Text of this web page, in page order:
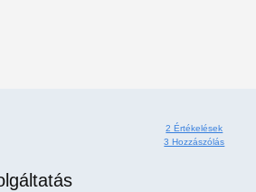
2 Értékelések
3 Hozzászólás